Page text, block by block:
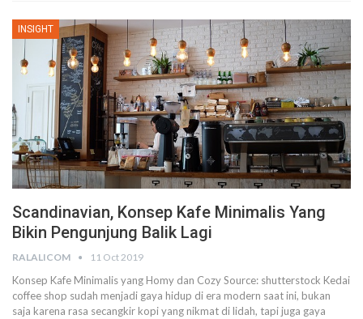
INSIGHT
Scandinavian, Konsep Kafe Minimalis Yang
Bikin Pengunjung Balik Lagi
RALALICOM 11 Oct 2019
Konsep Kafe Minimalis yang Homy dan CozySource: shutterstock Kedai
coffee shop sudah menjadi gaya hidup di era modern saat ini, bukan
saja karena rasa secangkir kopi yang nikmat di lidah, tapi juga gaya